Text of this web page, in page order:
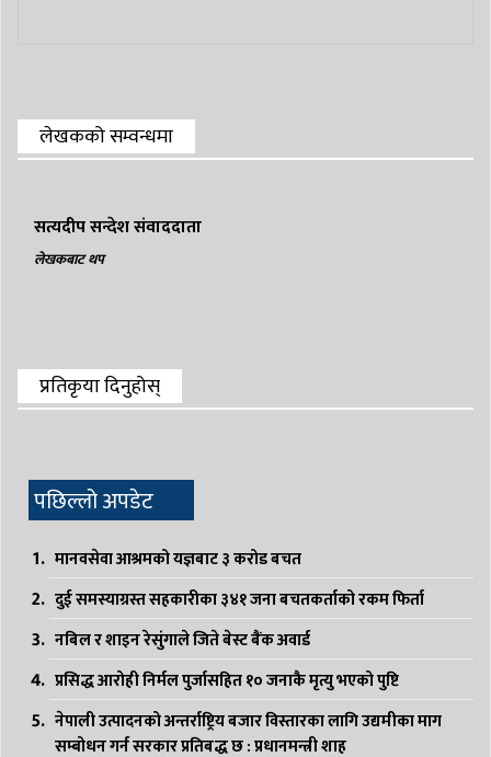
लेखकको सम्वन्धमा
सत्यदीप सन्देश संवाददाता
लेखकबाट थप
प्रतिकृया दिनुहोस्
पछिल्लो अपडेट
मानवसेवा आश्रमको यज्ञबाट ३ करोड बचत
दुई समस्याग्रस्त सहकारीका ३४१ जना बचतकर्ताको रकम फिर्ता
नबिल र शाइन रेसुंगाले जिते बेस्ट बैंक अवार्ड
प्रसिद्ध आरोही निर्मल पुर्जासहित १० जनाकै मृत्यु भएको पुष्टि
नेपाली उत्पादनको अन्तर्राष्ट्रिय बजार विस्तारका लागि उद्यमीका माग
सम्बोधन गर्न सरकार प्रतिबद्ध छ : प्रधानमन्त्री शाह